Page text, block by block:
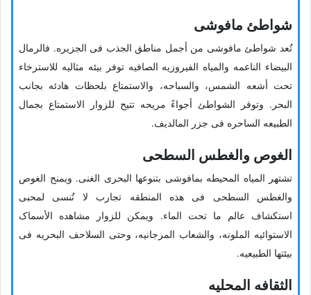
شواطئ مافوشی
تُعد شواطئ مافوشی من أجمل مناطق الجذب فی الجزیره. فالرمال
البیضاء الناعمه والمیاه الفیروزیه الصافیه توفر بیئه مثالیه للاسترخاء
تحت أشعه الشمس، والسباحه، والاستمتاع بلحظات هادئه بجانب
البحر. وتوفر الشواطئ أجواءً مریحه تتیح للزوار الاستمتاع بجمال
الطبیعه الساحره فی جزر المالدیف.
الغوص والغطس السطحی
تشتهر المیاه المحیطه بمافوشی بتنوعها البحری الغنی. ویمنح الغوص
والغطس السطحی فی هذه المنطقه تجارب لا تُنسى لمحبی
استکشاف عالم ما تحت الماء. ویمکن للزوار مشاهده الأسماک
الاستوائیه الملونه، والشعاب المرجانیه، وحتى السلاحف البحریه فی
بیئتها الطبیعیه.
الثقافه المحلیه